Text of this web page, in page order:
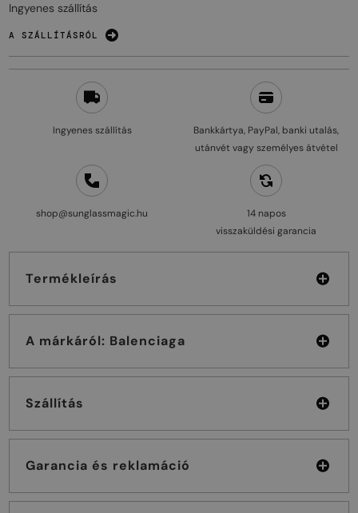
Ingyenes szállítás
Bankkártya, PayPal, banki utalás,
utánvét vagy személyes átvétel
shop@sunglassmagic.hu
14 napos
visszaküldési garancia
Termékleírás
A márkáról: Balenciaga
Szállítás
Garancia és reklamáció
Ingyenes szállítás
A SZÁLLÍTÁSRÓL